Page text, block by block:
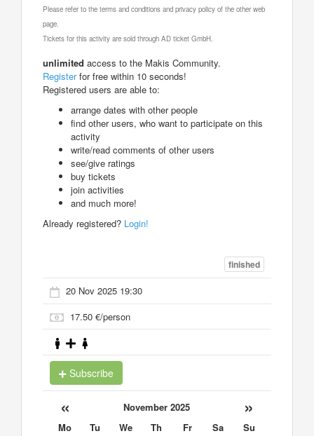
Please refer to the terms and conditions and privacy policy of the other web
page.
Tickets for this activity are sold through AD ticket GmbH.
unlimited access to the Makis Community.
Registerfor free within 10 seconds!
Registered users are able to:
arrange dates with other people
find other users, who want to participate on this
activity
write/read comments of other users
see/give ratings
buy tickets
join activities
and much more!
Already registered? Login!
finished
20 Nov 2025 19:30
17.50 €/person
Subscribe
« November 2025 »
Mo Tu We Th Fr Sa
Su